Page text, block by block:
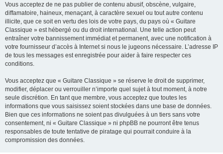
Vous acceptez de ne pas publier de contenu abusif, obscène, vulgaire,
diffamatoire, haineux, menaçant, à caractère sexuel ou tout autre contenu
illicite, que ce soit en vertu des lois de votre pays, du pays où « Guitare
Classique » est hébergé ou du droit international. Une telle action peut
entraîner votre bannissement immédiat et permanent, avec une notification à
votre fournisseur d’accès à Internet si nous le jugeons nécessaire. L’adresse IP
de tous les messages est enregistrée pour aider à faire respecter ces
conditions.
Vous acceptez que « Guitare Classique » se réserve le droit de supprimer,
modifier, déplacer ou verrouiller n’importe quel sujet à tout moment, à notre
seule discrétion. En tant que membre, vous acceptez que toutes les
informations que vous saisissez soient stockées dans une base de données.
Bien que ces informations ne soient pas divulguées à un tiers sans votre
consentement, ni « Guitare Classique » ni phpBB ne pourront être tenus
responsables de toute tentative de piratage qui pourrait conduire à la
compromission des données.